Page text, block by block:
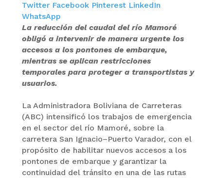
Twitter Facebook Pinterest LinkedIn
WhatsApp
La reducción del caudal del río Mamoré
obligó a intervenir de manera urgente los
accesos a los pontones de embarque,
mientras se aplican restricciones
temporales para proteger a transportistas y
usuarios.
La Administradora Boliviana de Carreteras
(ABC) intensificó los trabajos de emergencia
en el sector del río Mamoré, sobre la
carretera San Ignacio–Puerto Varador, con el
propósito de habilitar nuevos accesos a los
pontones de embarque y garantizar la
continuidad del tránsito en una de las rutas